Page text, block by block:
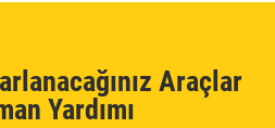
Araçlar
Yardımı